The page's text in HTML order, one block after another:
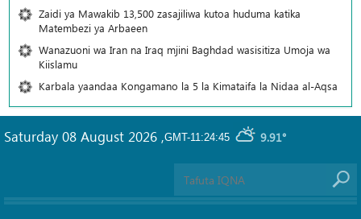
Zaidi ya Mawakib 13,500 zasajiliwa kutoa huduma katika
Matembezi ya Arbaeen
Wanazuoni wa Iran na Iraq mjini Baghdad wasisitiza Umoja wa
Kiislamu
Karbala yaandaa Kongamano la 5 la Kimataifa la Nidaa al-Aqsa
GMT-11:24:45 9.91°
Saturday 08 August 2026 ,